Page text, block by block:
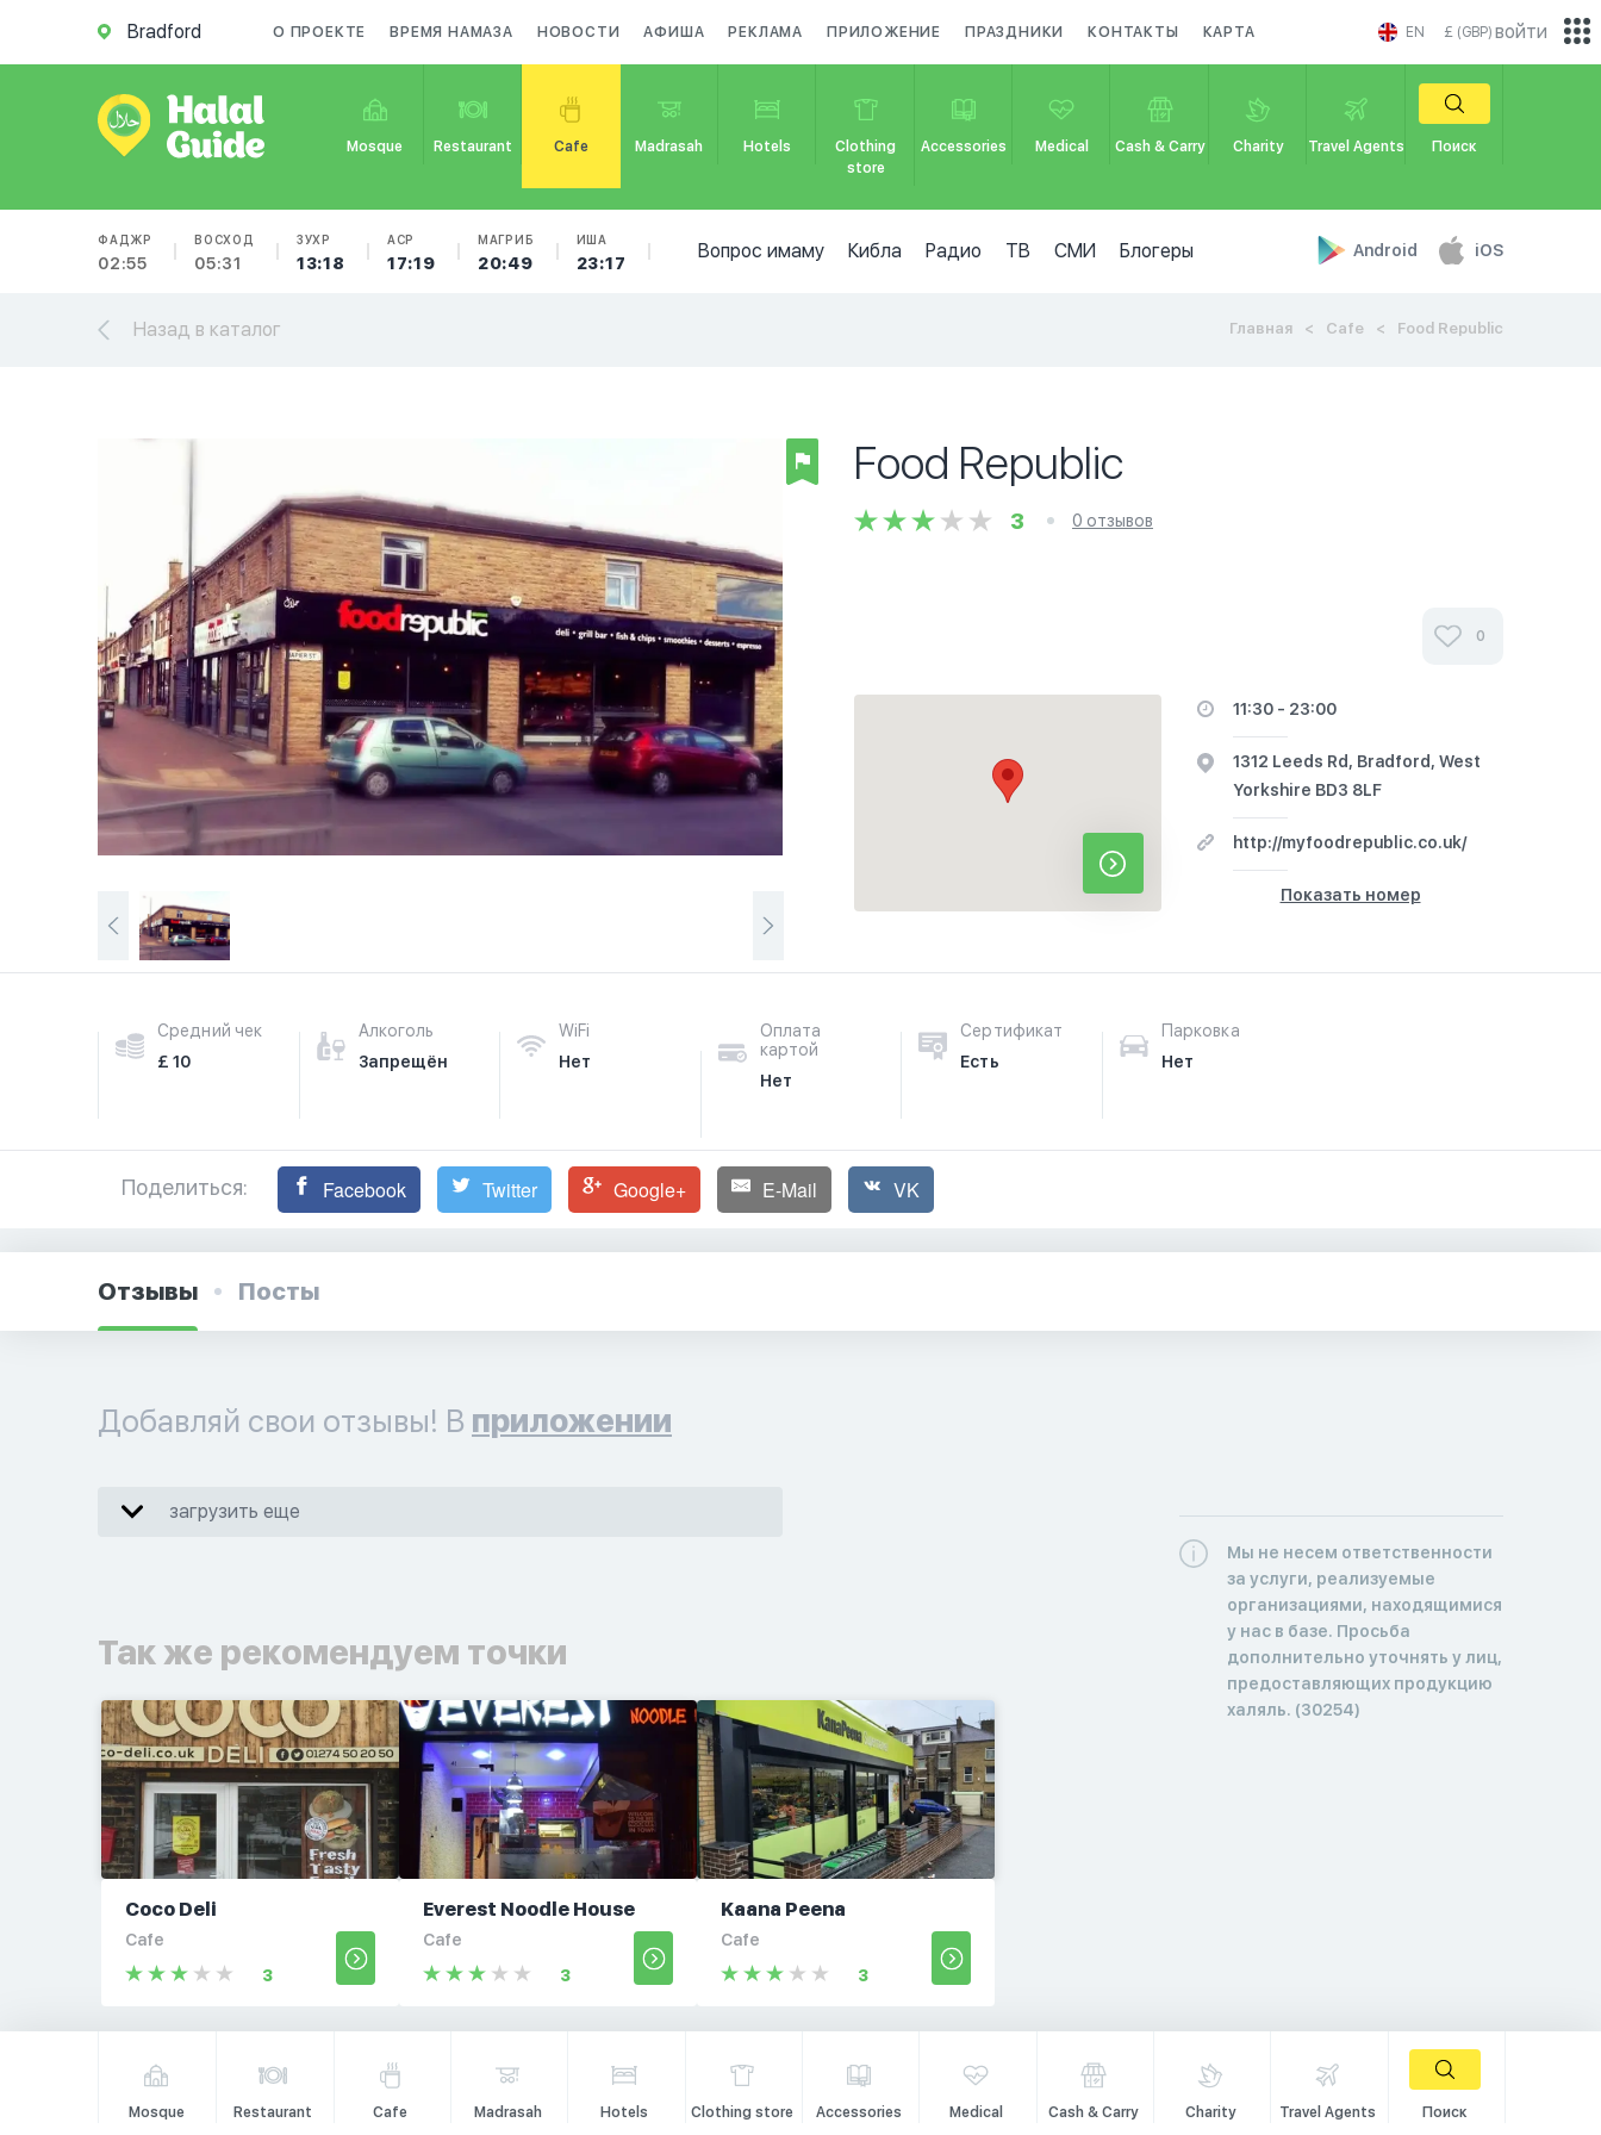
Bradford О ПРОЕКТЕ ВРЕМЯ НАМАЗА НОВОСТИ АФИША РЕКЛАМА ПРИЛОЖЕНИЕ ПРАЗДНИКИ КОНТАКТЫ КАРТА EN £ (GBP)
Mosque Restaurant Cafe Madrasah Hotels
Clothing
store
Accessories Medical Cash & Carry Charity Travel Agents Поиск
ФАДЖР
02:55
ВОСХОД
05:31
ЗУХР
13:18
АСР
17:19
МАГРИБ
20:49
ИША
23:17
Вопрос имаму Кибла Радио ТВ СМИ Блогеры Android iOS
войти
Назад в каталог Главная Cafe Food Republic
Food Republic
3 0 отзывов
0
11:30 - 23:00
1312 Leeds Rd, Bradford, West
Yorkshire BD3 8LF
http://myfoodrepublic.co.uk/
Показать номер
Средний чек
£ 10
Алкоголь
Запрещён
WiFi
Нет
Оплата
картой
Нет
Сертификат
Есть
Парковка
Нет
Поделиться: Facebook Twitter Google+ E-Mail VK
Отзывы Посты
Добавляй свои отзывы! В приложении
загрузить еще
Так же рекомендуем точки
Coco Deli
Cafe
3
Everest Noodle House
Cafe
3
Kaana Peena
Cafe
3
Мы не несем ответственности
за услуги, реализуемые
организациями, находящимися
у нас в базе. Просьба
дополнительно уточнять у лиц,
предоставляющих продукцию
халяль. (30254)
Mosque Restaurant Cafe Madrasah Hotels Clothing store Accessories Medical Cash & Carry Charity Travel Agents Поиск